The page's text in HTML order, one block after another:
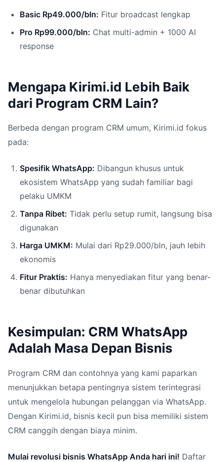
Basic Rp49.000/bln: Fitur broadcast lengkap
Pro Rp99.000/bln: Chat multi-admin + 1000 AI
response
Mengapa Kirimi.id Lebih Baik
dari Program CRM Lain?
Berbeda dengan program CRM umum, Kirimi.id fokus
pada:
Spesifik WhatsApp: Dibangun khusus untuk
ekosistem WhatsApp yang sudah familiar bagi
pelaku UMKM
Tanpa Ribet: Tidak perlu setup rumit, langsung bisa
digunakan
Harga UMKM: Mulai dari Rp29.000/bln, jauh lebih
ekonomis
Fitur Praktis: Hanya menyediakan fitur yang benar-
benar dibutuhkan
Kesimpulan: CRM WhatsApp
Adalah Masa Depan Bisnis
Program CRM dan contohnya yang kami paparkan
menunjukkan betapa pentingnya sistem terintegrasi
untuk mengelola hubungan pelanggan via WhatsApp.
Dengan Kirimi.id, bisnis kecil pun bisa memiliki sistem
CRM canggih dengan biaya minim.
Mulai revolusi bisnis WhatsApp Anda hari ini! Daftar